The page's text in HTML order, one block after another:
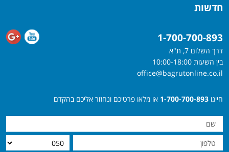
חדשות
1-700-700-893
דרך השלום 7, ת"א
בין השעות 10:00-18:00
office@bagrutonline.co.il
חייגו 1-700-700-893 או מלאו פרטיכם ונחזור אליכם בהקדם